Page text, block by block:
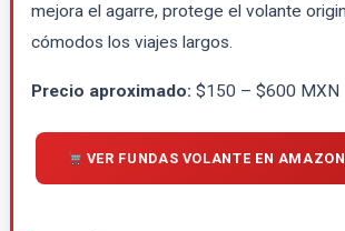
mejora el agarre, protege el volante
cómodos los viajes largos.
Precio aproximado: $150 – $600 MXN
VER FUNDAS VOLANTE EN